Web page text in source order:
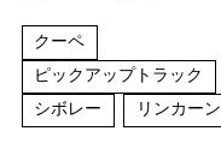
クーペ
ピックアップトラック
シボレー
リンカーン